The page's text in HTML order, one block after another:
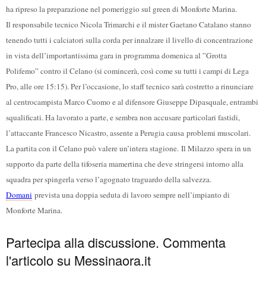
ha ripreso la preparazione nel pomeriggio sul green di Monforte Marina.
Il responsabile tecnico Nicola Trimarchi e il mister Gaetano Catalano stanno
tenendo tutti i calciatori sulla corda per innalzare il livello di concentrazione
in vista dell’importantissima gara in programma domenica al ”Grotta
Polifemo” contro il Celano (si comincerà, così come su tutti i campi di Lega
Pro, alle ore 15:15). Per l’occasione, lo staff tecnico sarà costretto a rinunciare
al centrocampista Marco Cuomo e al difensore Giuseppe Dipasquale, entrambi
squalificati. Ha lavorato a parte, e sembra non accusare particolari fastidi,
l’attaccante Francesco Nicastro, assente a Perugia causa problemi muscolari.
La partita con il Celano può valere un’intera stagione. Il Milazzo spera in un
supporto da parte della tifoseria mamertina che deve stringersi intorno alla
squadra per spingerla verso l’agognato traguardo della salvezza.
Domani prevista una doppia seduta di lavoro sempre nell’impianto di
Monforte Marina.
Partecipa alla discussione. Commenta
l'articolo su Messinaora.it